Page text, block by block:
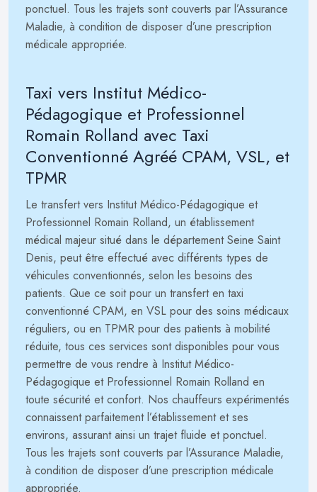
ponctuel. Tous les trajets sont couverts par l’Assurance
Maladie, à condition de disposer d’une prescription
médicale appropriée.
Taxi vers Institut Médico-
Pédagogique et Professionnel
Romain Rolland avec Taxi
Conventionné Agréé CPAM, VSL, et
TPMR
Le transfert vers Institut Médico-Pédagogique et
Professionnel Romain Rolland, un établissement
médical majeur situé dans le département Seine Saint
Denis, peut être effectué avec différents types de
véhicules conventionnés, selon les besoins des
patients. Que ce soit pour un transfert en taxi
conventionné CPAM, en VSL pour des soins médicaux
réguliers, ou en TPMR pour des patients à mobilité
réduite, tous ces services sont disponibles pour vous
permettre de vous rendre à Institut Médico-
Pédagogique et Professionnel Romain Rolland en
toute sécurité et confort. Nos chauffeurs expérimentés
connaissent parfaitement l’établissement et ses
environs, assurant ainsi un trajet fluide et ponctuel.
Tous les trajets sont couverts par l’Assurance Maladie,
à condition de disposer d’une prescription médicale
appropriée.